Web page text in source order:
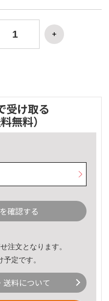
受け取る
料無料）
確認する
注文となります。
定です。
送料について